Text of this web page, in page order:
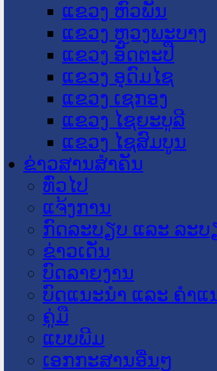
ແຂວງ ຫົວພັນ
ແຂວງ ຫຼວງພະບາງ
ແຂວງ ອັດຕະປື
ແຂວງ ອຸດົມໄຊ
ແຂວງ ເຊກອງ
ແຂວງ ໄຊຍະບູລີ
ແຂວງ ໄຊສົມບູນ
ຂ່າວສານສໍາຄັນ
​ທົ່ວ​ໄປ
ແຈ້ງການ
ກົດລະບຽບ ແລະ ລະບ
ຂ່າວເດັ່ນ
ບົດລາຍງານ
ບົດແນະນໍາ ແລະ ຄໍາແ
ຄູ່ມື
ແບບພີມ
ເອກກະສານອື່ນໆ